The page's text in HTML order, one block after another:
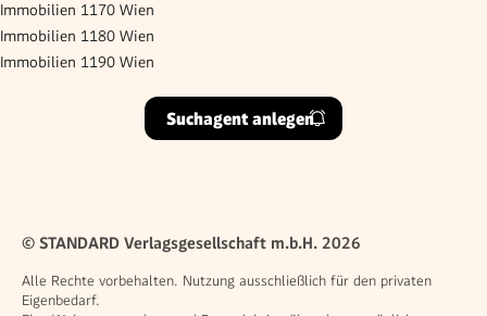
Immobilien 1170 Wien
Immobilien 1180 Wien
Immobilien 1190 Wien
Suchagent anlegen
© STANDARD Verlagsgesellschaft m.b.H. 2026
Alle Rechte vorbehalten. Nutzung ausschließlich für den privaten
Eigenbedarf.